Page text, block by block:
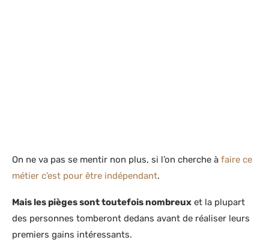
On ne va pas se mentir non plus, si l’on cherche à faire ce
métier c’est pour être indépendant.
Mais les pièges sont toutefois nombreux et la plupart
des personnes tomberont dedans avant de réaliser leurs
premiers gains intéressants.